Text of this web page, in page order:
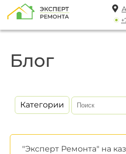
Блог
Категории
"Эксперт Ремонта" на